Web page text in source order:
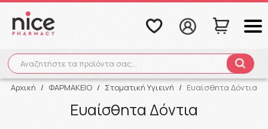
Αναζητήστε τα προϊόντα σας...
Αναζήτηση
Αρχική / ΦΑΡΜΑΚΕΙΟ / Στοματική Υγιεινή / Ευαίσθητα Δόντια
Ευαίσθητα Δόντια